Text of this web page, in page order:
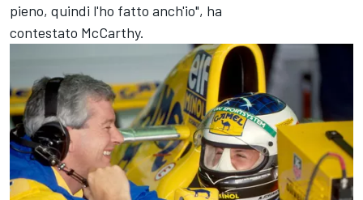
pieno, quindi l'ho fatto anch'io", ha
contestato McCarthy.